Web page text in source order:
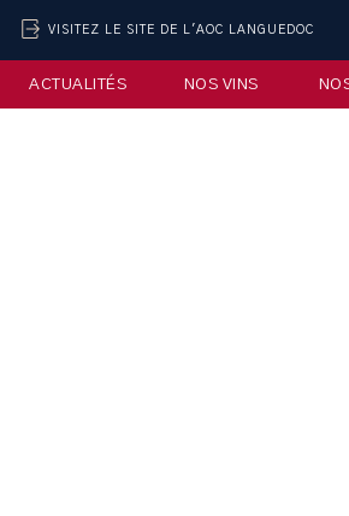
VISITEZ LE SITE DE L'AOC LANGUEDOC
ACTUALITÉS NOS VINS